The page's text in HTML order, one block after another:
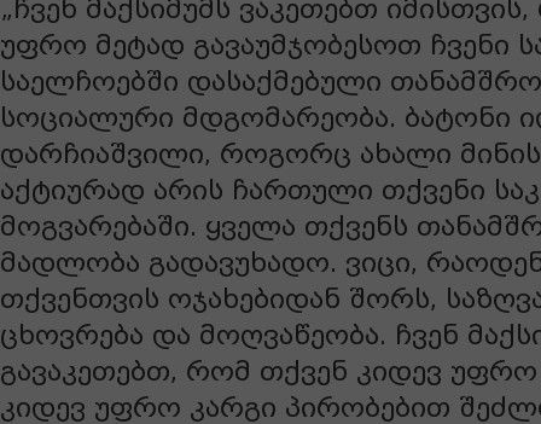
„ჩვენ მაქსიმუმს ვაკეთებთ
უფრო მეტად გავაუმჯობესოთ ჩვენი
საელჩოებში დასაქმებული
სოციალური მდგომარეობა. ბატონი
დარჩიაშვილი, როგორც ახალი
აქტიურად არის ჩართული თქვენი
მოგვარებაში. ყველა თქვენს
მადლობა გადავუხადო. ვიცი,
თქვენთვის ოჯახებიდან შორს,
ცხოვრება და მოღვაწეობა. ჩვენ
გავაკეთებთ, რომ თქვენ კიდევ
კიდევ უფრო კარგი პირობებით